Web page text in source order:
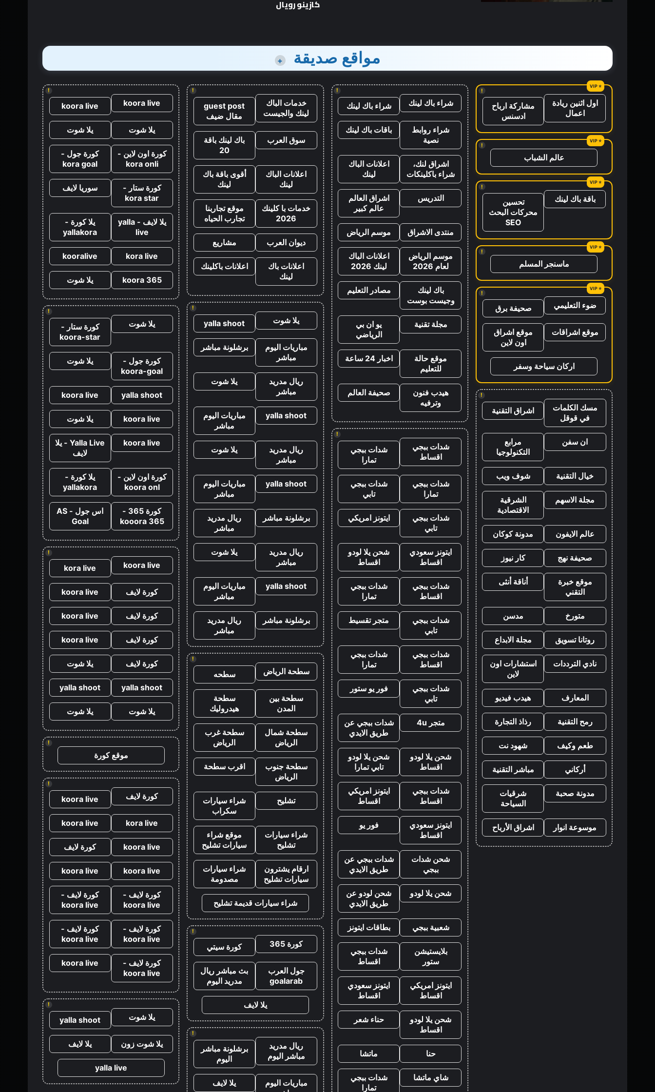
كازينو رويال
مواقع صديقة +
!
اول اثنين ريادة
اعمال
مشاركة ارباح
ادسنس
!
عالم الشباب
!
باقة باك لينك
تحسين
محركات البحث
SEO
!
ماسنجر المسلم
!
ضوء التعليمي صحيفة برق
موقع اشراقات
موقع اشراق
اون لاين
اركان سياحة وسفر
!
مسك الكلمات
في قوقل
اشراق التقنية
ان سفن
مرابع
التكنولوجيا
خيال التقنية شوف ويب
مجلة الاسهم
الشرقية
الاقتصادية
عالم الايفون مدونة كوكان
صحيفة نهج كار نيوز
موقع خبرة
التقني
أناقة أنثى
متورخ مدسن
روتانا تسويق مجلة الابداع
نادي الترددات
استشارات اون
لاين
المعارف هيدب فيديو
رمح التقنية رذاذ التجارة
طعم وكيف شهود نت
أركاني مباشر التقنية
مدونة صحبة
شرقيات
السياحة
موسوعة انوار اشراق الأرباح
!
شراء باك لينك شراء باك لينك
شراء روابط
نصية
باقات باك لينك
اشراق لنك،
شراء باكلينكات
اعلانات الباك
لينك
التدريس
اشراق العالم
عالم كبير
منتدى الاشراق موسم الرياض
موسم الرياض
لعام 2026
اعلانات الباك
لينك 2026
باك لينك
وجيست بوست
مصادر التعليم
مجلة تقنية
يو ان بي
الرياضي
موقع حالة
للتعليم
اخبار 24 ساعة
هيدب فنون
وترفيه
صحيفة العالم
!
شدات ببجي
اقساط
شدات ببجي
تمارا
شدات ببجي
تمارا
شدات ببجي
تابي
شدات ببجي
تابي
ايتونز امريكي
ايتونز سعودي
اقساط
شحن يلا لودو
اقساط
شدات ببجي
اقساط
شدات ببجي
تمارا
شدات ببجي
تابي
متجر تقسيط
شدات ببجي
اقساط
شدات ببجي
تمارا
شدات ببجي
تابي
فور يو ستور
متجر 4u
شدات ببجي عن
طريق الايدي
شحن يلا لودو
اقساط
شحن يلا لودو
تابي تمارا
شدات ببجي
اقساط
ايتونز امريكي
اقساط
ايتونز سعودي
اقساط
فور يو
شحن شدات
ببجي
شدات ببجي عن
طريق الايدي
شحن يلا لودو
شحن لودو عن
طريق الايدي
شعبية ببجي بطاقات ايتونز
بلايستيشن
ستور
شدات ببجي
اقساط
ايتونز امريكي
اقساط
ايتونز سعودي
اقساط
شحن يلا لودو
اقساط
حناء شعر
حنا ماتشا
شاي ماتشا
شدات ببجي
تمارا
!
خدمات الباك
لينك والجيست
guest post
مقال ضيف
سوق العرب
باك لينك باقة
20
اعلانات الباك
لينك
أقوى باقة باك
لينك
خدمات با كلينك
2026
موقع تجاربنا
تجارب الحياه
ديوان العرب مشاريع
اعلانات باك
لينك
اعلانات باكلينك
!
يلا شوت yalla shoot
مباريات اليوم
مباشر
برشلونة مباشر
ريال مدريد
مباشر
يلا شوت
yalla shoot
مباريات اليوم
مباشر
ريال مدريد
مباشر
يلا شوت
yalla shoot
مباريات اليوم
مباشر
برشلونة مباشر
ريال مدريد
مباشر
ريال مدريد
مباشر
يلا شوت
yalla shoot
مباريات اليوم
مباشر
برشلونة مباشر
ريال مدريد
مباشر
!
سطحة الرياض سطحه
سطحة بين
المدن
سطحة
هيدروليك
سطحة شمال
الرياض
سطحة غرب
الرياض
سطحة جنوب
الرياض
اقرب سطحة
تشليح
شراء سيارات
سكراب
شراء سيارات
تشليح
موقع شراء
سيارات تشليح
ارقام يشترون
سيارات تشليح
شراء سيارات
مصدومة
شراء سيارات قديمة تشليح
!
كورة 365 كورة سيتي
جول العرب
goalarab
بث مباشر ريال
مدريد اليوم
يلا لايف
!
ريال مدريد
مباشر اليوم
برشلونة مباشر
اليوم
مباريات اليوم
يلا لايف
!
koora live
koora live
يلا شوت يلا شوت
كورة اون لاين -
kora onli
كورة جول -
kora goal
كورة ستار -
kora star
سوريا لايف
يلا لايف - yalla
live
يلا كورة -
yallakora
kora live
kooralive
koora 365 يلا شوت
!
يلا شوت
كورة ستار -
koora-star
كورة جول -
koora-goal
يلا شوت
yalla shoot
koora live
koora live يلا شوت
koora live
Yalla Live - يلا
لايف
كورة اون لاين -
koora onl
يلا كورة -
yallakora
كورة 365 -
kooora 365
اس جول - AS
Goal
!
koora live
kora live
كورة لايف koora live
كورة لايف koora live
كورة لايف koora live
كورة لايف يلا شوت
yalla shoot
yalla shoot
يلا شوت يلا شوت
!
موقع كورة
!
كورة لايف koora live
kora live
koora live
koora live كورة لايف
koora live
koora live
كورة لايف -
koora live
كورة لايف -
koora live
كورة لايف -
koora live
كورة لايف -
koora live
كورة لايف -
koora live
koora live
!
يلا شوت yalla shoot
يلا شوت زون يلا لايف
yalla live